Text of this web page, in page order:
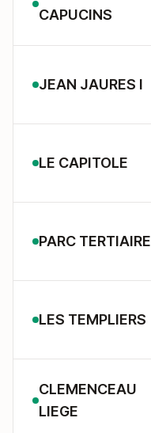
CAPUCINS
JEAN JAURES I
LE CAPITOLE
PARC TERTIAIRE
LES TEMPLIERS
CLEMENCEAU
LIEGE